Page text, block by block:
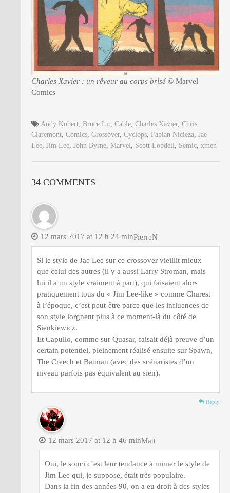
Charles Xavier : un rêveur au corps brisé © Marvel
Comics
Andy Kubert, Bruce Lit, Cable, Charles Xavier, Chris
Claremont, Comics, Crossover, Cyclops, Fabian Nicieza, Jae
Lee, Jim Lee, John Byrne, Marvel , Scott Lobdell , Semic, xmen
34 COMMENTS
PierreN
12 mars 2017 at 12 h 24 min
Si le style de Jae Lee sur ce crossover vieillit mieux
que celui des autres (il y a aussi Larry Stroman, mais
lui il a un style vraiment à part), qui faisaient alors
pratiquement tous du « Jim Lee-like » comme Charest
à l’époque, c’est peut-être parce que les influences de
son style lorgnent plus à ce moment-là du côté de
Sienkiewicz.
Et Capullo, comme sur Quasar, faisait déjà preuve d’un
certain potentiel, pleinement réalisé ensuite sur Spawn,
The Creech et Batman (avec des scénaristes d’un
niveau parfois pas équivalent au sien).
Reply
Matt
12 mars 2017 at 12 h 46 min
Oui, le souci c’est leur tendance à mimer le style de
Jim Lee qui, je suppose, était très populaire.
Dans la fin des années 90, on a eu droit à des styles